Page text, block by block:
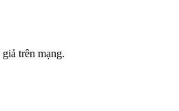
trên mạng.